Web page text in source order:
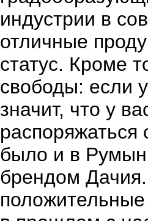
индустрии в
отличные
статус. Кроме
свободы: если
значит, что у
было и в
брендом